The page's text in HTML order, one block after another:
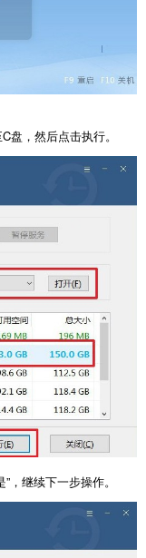
C盘，然后点击执行。
，继续下一步操作。